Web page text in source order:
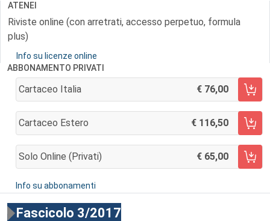
ATENEI
Riviste online (con arretrati, accesso perpetuo, formula
plus)
Info su licenze online
ABBONAMENTO PRIVATI
Cartaceo Italia 76,00
AGGIUNGI AL CARRELLO
Cartaceo Estero 116,50
AGGIUNGI AL CARRELLO
Solo Online (privati) 65,00
AGGIUNGI AL CARRELLO
Info su abbonamenti
Fascicolo 3/2017